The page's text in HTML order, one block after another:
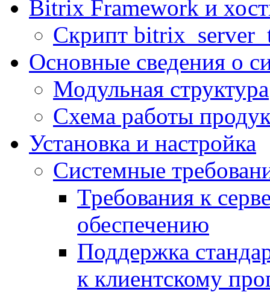
Bitrix Framework и
Скрипт
Основные сведения о
Модульная структура
Схема работы
Установка и настройка
Системные
Требования к
обеспечению
Поддержка
к клиентскому